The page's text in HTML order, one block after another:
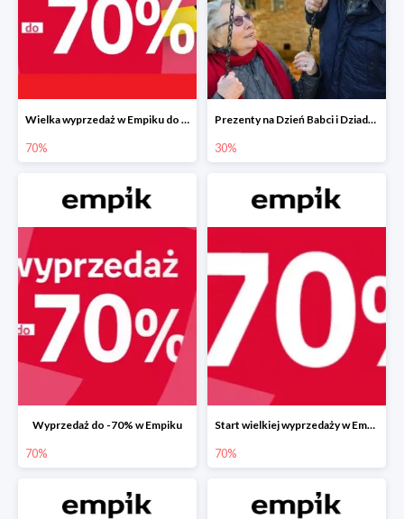
Wielka wyprzedaż w Empiku do -70%
70%
Prezenty na Dzień Babci i Dziadka w Empiku do -30%
30%
Wyprzedaż do -70% w Empiku
70%
Start wielkiej wyprzedaży w Empiku do -70%
70%